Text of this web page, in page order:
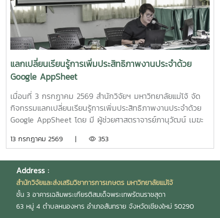
ทดสอบทางคลินิกของผลิตภัณฑ์โพรไบโอติกต่อภาวะซึมเศร้า
หลังคลอดและสุขภาพลำไส้ในมารดาหลังคลอด" โดย รอง
ศาสตราจารย์ ดร.ดวงพร อมรเลิศพิศาล หัวหน้า
โครงการ6.โครงการ "เทคโนโลยีการอุ่นน้ำในระบบเพาะฟักพันธุ์
ปลาด้วยระบบผลิตน้ำร้อนและไฟฟ้าพลังงานแสงอาทิตย์ร่วมกับ
ปั๊มความร้อนอัจฉริยะเพื่อเพิ่มศักยภาพการผลิตพันธุ์ปลาเชิง
พาณิชย์" โดย ผู้ช่วยศาสตราจารย์ ดร.สราวุธ พลวงษ์ศรี หัวหน้า
โครงการ
แลกเปลี่ยนเรียนรู้การเพิ่มประสิทธิภาพงานประจำด้วย
Google AppSheet
เมื่อนที่ 3 กรกฏาคม 2569 สำนักวิจัยฯ มหาวิทยาลัยแม่โจ้ จัด
กิจกรรมแลกเปลี่ยนเรียนรู้การเพิ่มประสิทธิภาพงานประจำด้วย
Google AppSheet โดย มี ผู้ช่วยศาสตราจารย์ภานุวัฒน์ เมฆะ
พร้อมทั้งเป็นวิทยากร และแลกเปลี่ยนเรียนรู้การจัดทำหนังสือ
งานวิจัย และบริการวิชาการ โดยมี นายสมยศ มีสุข ผู้อำนวย
การกองบริหารงานวิจัย นางสุรีย์พร กิตติพิทยาพงศ์ หัวหน้างาน
บริหารและธุรการ และ นางสาวเกศณี จิตรัตน์ รักษาการใน
ตำแหน่งหัวหน้างานคลังและพัสดุ เป็นวิทยากร เพื่อให้บุคลากร
สามารถนำไปประยุกต์ใช้ในการปฏิบัติงานได้อย่างมีประสิทธิภาพ
13 กรกฎาคม 2569 | 353
Address :
สำนักวิจัยและส่งเสริมวิชาการการเกษตร มหาวิทยาลัยแม่โจ้
ชั้น 3 อาคารเฉลิมพระเกียรติสมเด็จพระเทพรัตนราชสุดา
63 หมู่ 4 ตำบลหนองหาร อำเภอสันทราย จังหวัดเชียงใหม่ 50290